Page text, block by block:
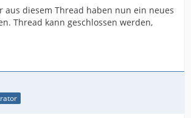
aus diesem Thread haben nun ein neues
Thread kann geschlossen werden,